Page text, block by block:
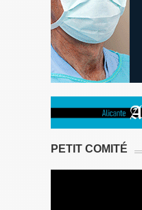
PETIT COMITÉ